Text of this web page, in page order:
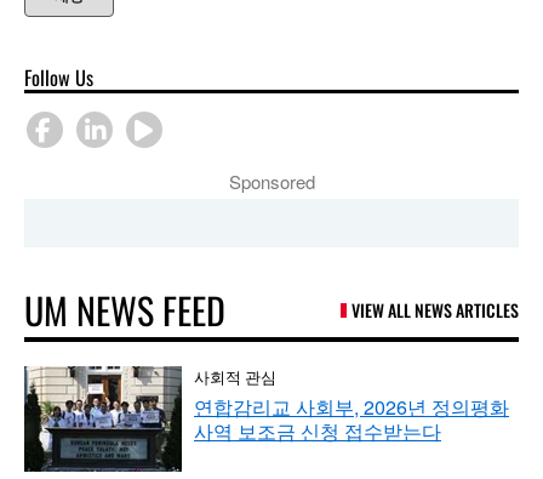
Follow Us
Sponsored
UM NEWS FEED VIEW ALL NEWS ARTICLES
사회적 관심
연합감리교 사회부, 2026년 정의평화
사역 보조금 신청 접수받는다